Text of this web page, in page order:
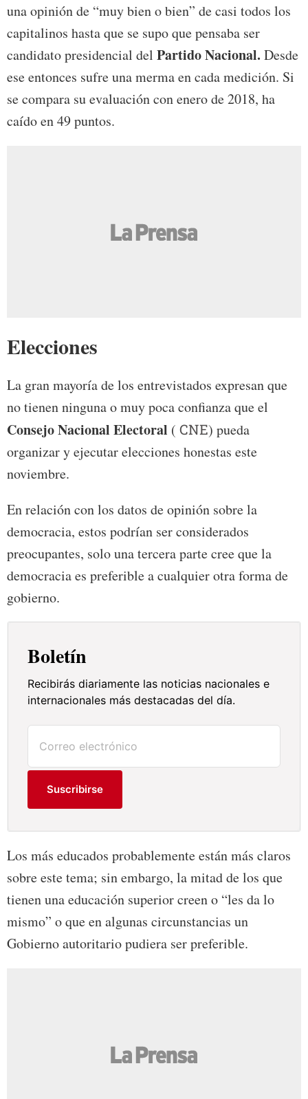
una opinión de “muy bien o bien” de casi todos los
capitalinos hasta que se supo que pensaba ser
candidato presidencial del Partido Nacional. Desde
ese entonces sufre una merma en cada medición. Si
se compara su evaluación con enero de 2018, ha
caído en 49 puntos.
Elecciones
La gran mayoría de los entrevistados expresan que
no tienen ninguna o muy poca confianza que el
Consejo Nacional Electoral ( CNE) pueda
organizar y ejecutar elecciones honestas este
noviembre.
En relación con los datos de opinión sobre la
democracia, estos podrían ser considerados
preocupantes, solo una tercera parte cree que la
democracia es preferible a cualquier otra forma de
gobierno.
Boletín
Recibirás diariamente las noticias nacionales e
internacionales más destacadas del día.
Suscribirse
Los más educados probablemente están más claros
sobre este tema; sin embargo, la mitad de los que
tienen una educación superior creen o “les da lo
mismo” o que en algunas circunstancias un
Gobierno autoritario pudiera ser preferible.